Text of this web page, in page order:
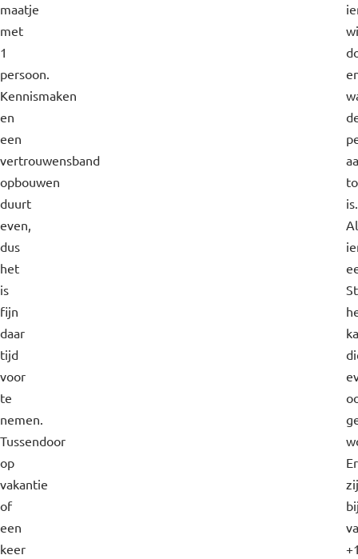
maatje
met
1
persoon.
Kennismaken
en
een
vertrouwensband
opbouwen
duurt
even,
dus
het
is
fijn
daar
tijd
voor
te
nemen.
Tussendoor
op
vakantie
of
een
keer
is.
Er